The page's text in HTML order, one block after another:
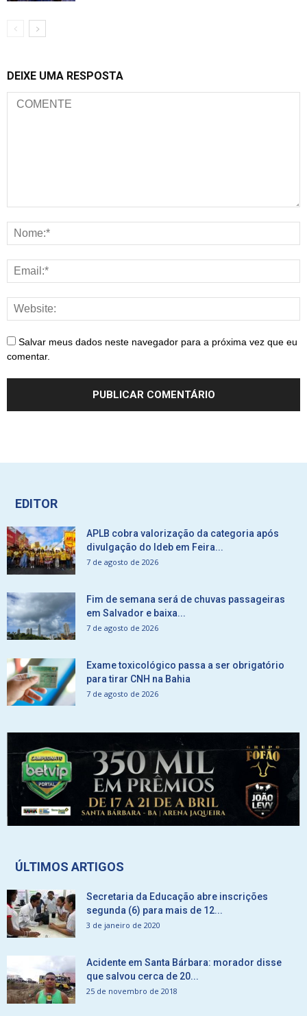
DEIXE UMA RESPOSTA
Salvar meus dados neste navegador para a próxima vez que eu
comentar.
EDITOR
APLB cobra valorização da categoria após
divulgação do Ideb em Feira...
7 de agosto de 2026
Fim de semana será de chuvas passageiras
em Salvador e baixa...
7 de agosto de 2026
Exame toxicológico passa a ser obrigatório
para tirar CNH na Bahia
7 de agosto de 2026
ÚLTIMOS ARTIGOS
Secretaria da Educação abre inscrições
segunda (6) para mais de 12...
3 de janeiro de 2020
Acidente em Santa Bárbara: morador disse
que salvou cerca de 20...
25 de novembro de 2018